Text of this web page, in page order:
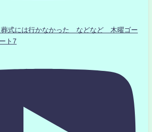
式には行かなかった などなど 木曜ゴー
ト7